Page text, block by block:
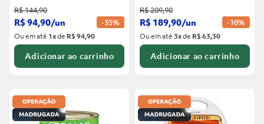
R$144,90
R$94,90/un -35%
Ou em até 1xde R$ 94,90
Adicionar ao carrinho
R$209,90
R$ 189,90/un -10%
Ou em até3xde R$ 63,30
Adicionar ao carrinho